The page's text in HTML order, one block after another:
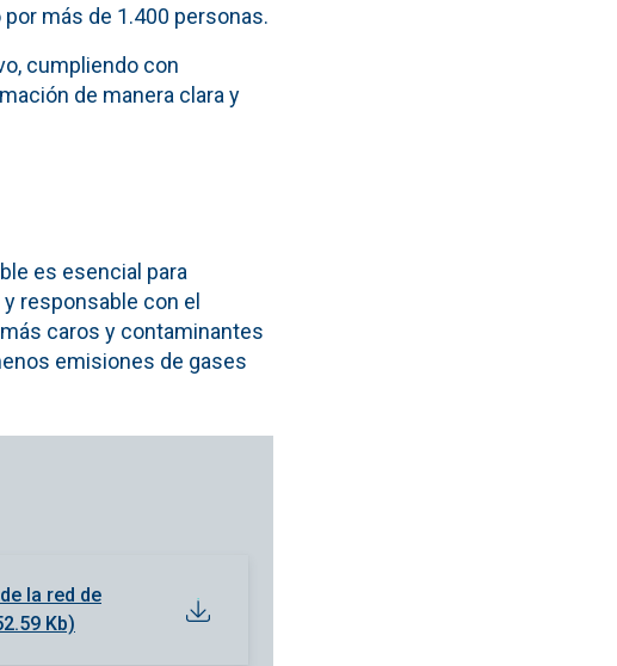
más de 1.400 personas.
cumpliendo con
de manera clara y
es esencial para
y responsable con el
caros y contaminantes
emisiones de gases
la red de
Kb)